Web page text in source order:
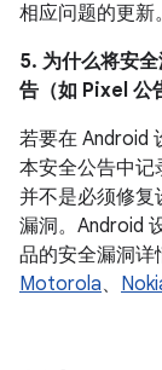
相应问题的更新。
5. 为什么将安
告（如 Pixel 公
若要在 Android
本安全公告中记
并不是必须修复
漏洞。Android
品的安全漏洞详
Motorola、